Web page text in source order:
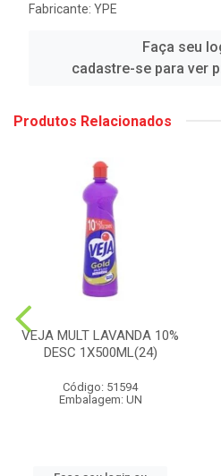
Fabricante: YPE
Faça seu
cadastre-se para ver
Produtos Relacionados
VEJA MULT LAVANDA 10%
DESC 1X500ML(24)
Código: 51594
Embalagem: UN